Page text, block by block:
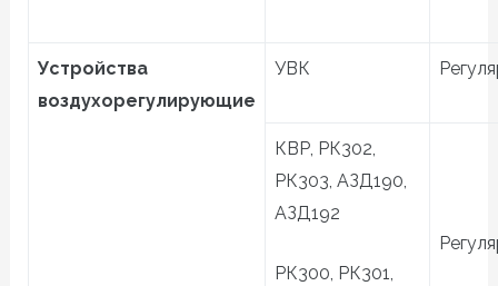
Устройства
воздухорегулирующие
УВК
КВР, РК302,
РК303, АЗД190,
АЗД192
РК300, РК301,